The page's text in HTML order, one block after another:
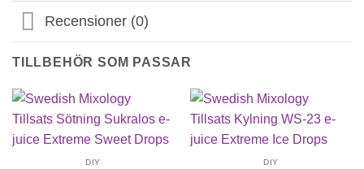
Recensioner (0)
TILLBEHÖR SOM PASSAR
DIY DIY